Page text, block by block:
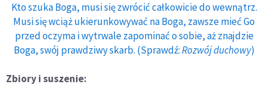
Kto szuka Boga, musi się zwrócić całkowicie do wewnątrz.
Musi się wciąż ukierunkowywać na Boga, zawsze mieć Go
przed oczyma i wytrwale zapominać o sobie, aż znajdzie
Boga, swój prawdziwy skarb. (Sprawdź:Rozwój duchowy)
Zbiory i suszenie: